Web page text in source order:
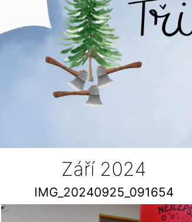
Září 2024
IMG_20240925_091654